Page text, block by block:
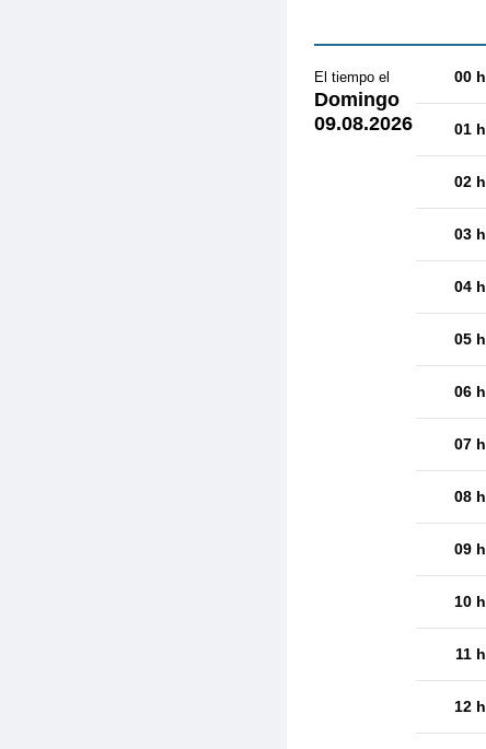
El tiempo el
Domingo
09.08.2026
00 h
01 h
02 h
03 h
04 h
05 h
06 h
07 h
08 h
09 h
10 h
11 h
12 h